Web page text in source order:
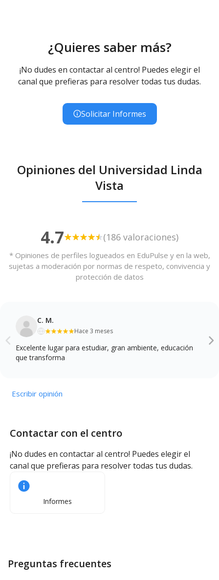
¿Quieres saber más?
¡No dudes en contactar al centro! Puedes elegir el
canal que prefieras para resolver todas tus dudas.
Solicitar Informes
Opiniones del Universidad Linda
Vista
4.7 (186 valoraciones)
* Opiniones de perfiles logueados en EduPulse y en la web,
sujetas a moderación por normas de respeto, convivencia y
protección de datos
C. M.
Hace 3 meses
Excelente lugar para estudiar, gran ambiente, educación
que transforma
Escribir opinión
Contactar con el centro
¡No dudes en contactar al centro! Puedes elegir el
canal que prefieras para resolver todas tus dudas.
Informes
Preguntas frecuentes